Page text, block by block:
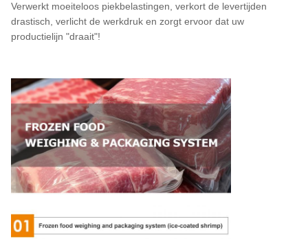
Verwerkt moeiteloos piekbelastingen, verkort de levertijden
drastisch, verlicht de werkdruk en zorgt ervoor dat uw
productielijn "draait"!